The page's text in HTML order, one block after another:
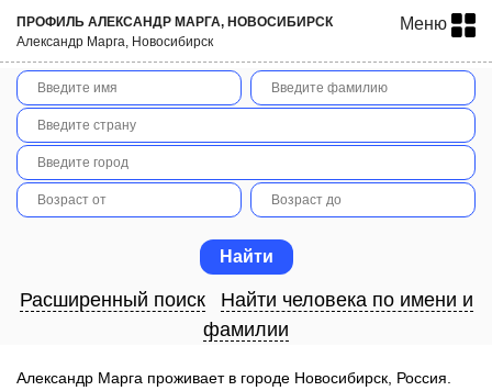
ПРОФИЛЬ АЛЕКСАНДР МАРГА, НОВОСИБИРСК
Александр Марга, Новосибирск
Меню
Расширенный поиск
Найти человека по имени и
фамилии
Александр Марга проживает в городе Новосибирск, Россия.